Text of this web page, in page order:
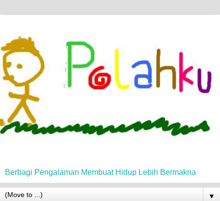
Berbagi Pengalaman Membuat Hidup Lebih Bermakna
▼